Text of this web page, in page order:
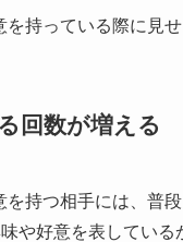
持っている際に見
回数が増える
を持つ相手には、普
や好意を表している